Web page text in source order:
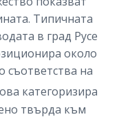
Типичната
в град Русе
около
съответства на
категоризира
твърда към